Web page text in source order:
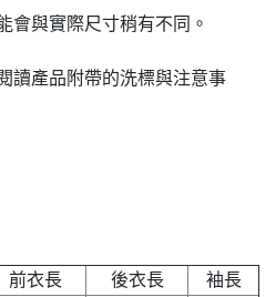
會與實際尺寸稍有不同。
讀產品附帶的洗標與注意事
前衣長 後衣長 袖長